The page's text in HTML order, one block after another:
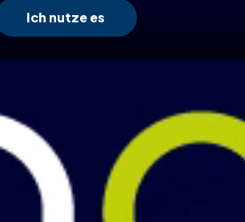
Ich nutze es